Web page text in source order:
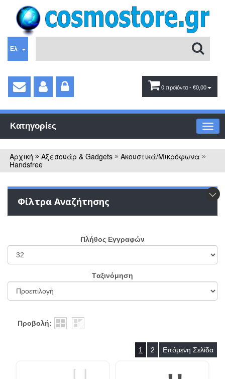
Ελ
0 προϊόντα - €0,00
Κατηγορίες
Αρχική » Αξεσουάρ & Gadgets » Ακουστικά/Μικρόφωνα »
Handsfree
Φίλτρα Αναζήτησης
Πλήθος Εγγραφών
Tαξινόμηση
Προβολή:
1 2 Επόμενη Σελίδα